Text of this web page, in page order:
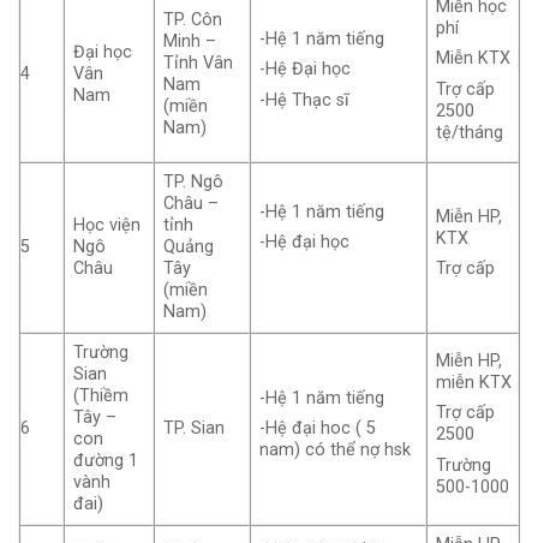
4
Đại học
Vân
Nam
TP. Côn
Minh –
Tỉnh Vân
Nam
(miền
Nam)
-Hệ 1 năm tiếng
-Hệ Đại học
-Hệ Thạc sĩ
Miễn học
phí
Miễn KTX
Trợ cấp
2500
tệ/tháng
5
Học viện
Ngô
Châu
TP. Ngô
Châu –
tỉnh
Quảng
Tây
(miền
Nam)
-Hệ 1 năm tiếng
-Hệ đại học
Miễn HP,
KTX
Trợ cấp
6
Trường
Sian
(Thiềm
Tây –
con
đường 1
vành
đai)
TP. Sian
-Hệ 1 năm tiếng
-Hệ đại hoc ( 5
nam) có thể nợ hsk
Miễn HP,
miễn KTX
Trợ cấp
2500
Trường
500-1000